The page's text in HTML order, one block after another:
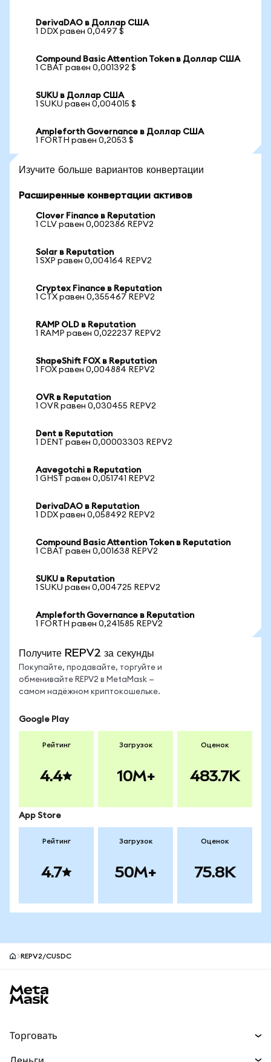
DerivaDAO в Доллар США
1 DDX равен 0,0497 $
Compound Basic Attention Token в Доллар США
1 CBAT равен 0,001392 $
SUKU в Доллар США
1 SUKU равен 0,004015 $
Ampleforth Governance в Доллар США
1 FORTH равен 0,2053 $
Изучите больше вариантов конвертации
Расширенные конвертации активов
Clover Finance в Reputation
1 CLV равен 0,002386 REPV2
Solar в Reputation
1 SXP равен 0,004164 REPV2
Cryptex Finance в Reputation
1 CTX равен 0,355467 REPV2
RAMP OLD в Reputation
1 RAMP равен 0,022237 REPV2
ShapeShift FOX в Reputation
1 FOX равен 0,004884 REPV2
OVR в Reputation
1 OVR равен 0,030455 REPV2
Dent в Reputation
1 DENT равен 0,00003303 REPV2
Aavegotchi в Reputation
1 GHST равен 0,051741 REPV2
DerivaDAO в Reputation
1 DDX равен 0,058492 REPV2
Compound Basic Attention Token в Reputation
1 CBAT равен 0,001638 REPV2
SUKU в Reputation
1 SUKU равен 0,004725 REPV2
Ampleforth Governance в Reputation
1 FORTH равен 0,241585 REPV2
Получите REPV2 за секунды
Покупайте, продавайте, торгуйте и
обменивайте REPV2 в MetaMask —
самом надёжном криптокошельке.
Google Play
Рейтинг
4.4
Загрузок
10M+
Оценок
483.7K
App Store
Рейтинг
4.7
Загрузок
50M+
Оценок
75.8K
REPV2/CUSDC
Торговать